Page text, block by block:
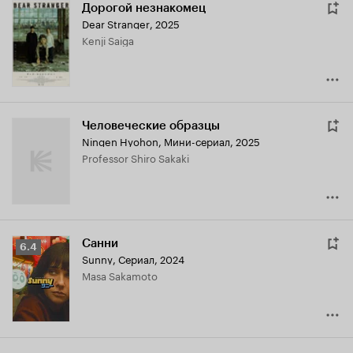
Дорогой незнакомец
Dear Stranger, 2025
Kenji Saiga
Человеческие образцы
Ningen Hyohon, Мини-сериал, 2025
Professor Shiro Sakaki
Рейтинг
Кинопоиска
6.4
6.4 Санни
Sunny, Сериал, 2024
Masa Sakamoto